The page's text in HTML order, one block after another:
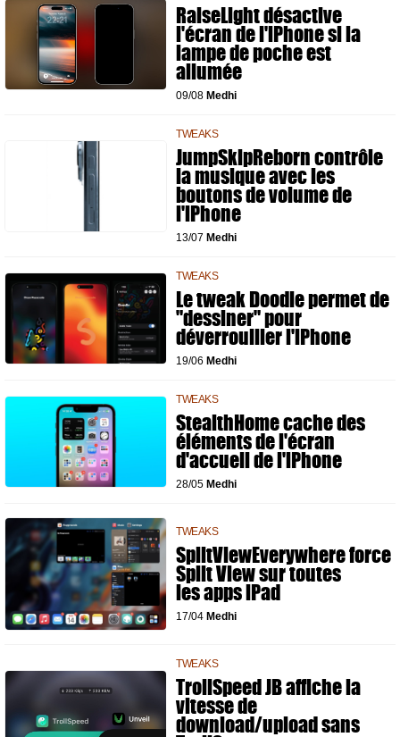
RaiseLight désactive
l'écran de l'iPhone si la
lampe de poche est
allumée
09/08 Medhi
TWEAKS
JumpSkipReborn contrôle
la musique avec les
boutons de volume de
l'iPhone
13/07 Medhi
TWEAKS
Le tweak Doodle permet de
"dessiner" pour
déverrouiller l'iPhone
19/06 Medhi
TWEAKS
StealthHome cache des
éléments de l'écran
d'accueil de l'iPhone
28/05 Medhi
TWEAKS
SplitViewEverywhere force
Split View sur toutes
les apps iPad
17/04 Medhi
TWEAKS
TrollSpeed JB affiche la
vitesse de
download/upload sans